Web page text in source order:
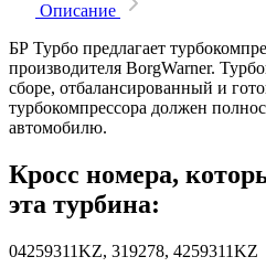
Описание
БР Турбо предлагает
производителя BorgWarner.
сборе, отбалансированный и
турбокомпрессора должен
автомобилю.
Кросс номера,
эта турбина:
04259311KZ, 319278, 4259311KZ